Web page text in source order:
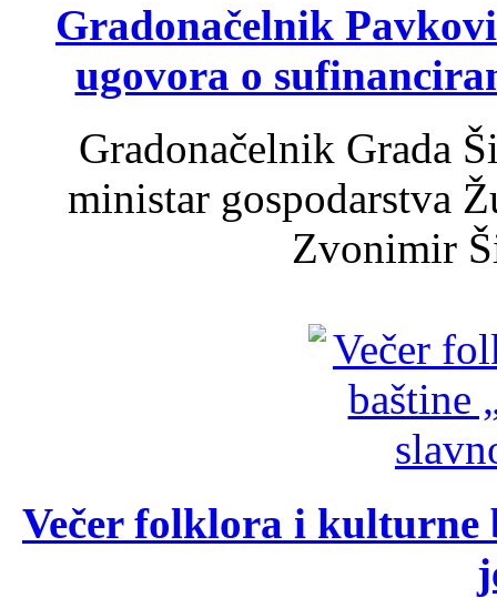
Gradonačelnik
ugovora o
Gradonačelnik Grada
ministar gospodarstva
Zvonimir
Večer folklora i kulturne